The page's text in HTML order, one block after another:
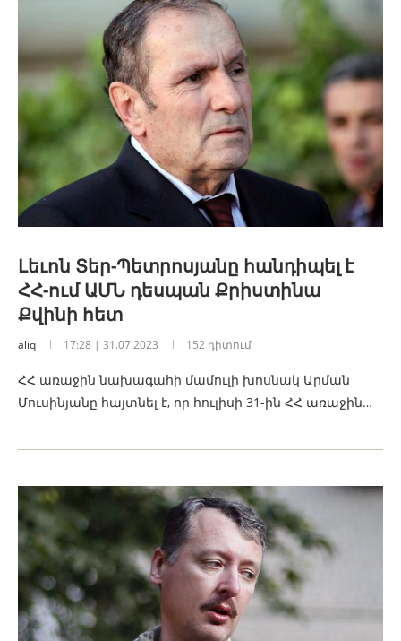
Լեւոն Տեր-Պետրոսյանը հանդիպել է
ՀՀ-ում ԱՄՆ դեսպան Քրիստինա
Քվինի հետ
aliq 17:28 | 31.07.2023 152 դիտում
ՀՀ առաջին նախագահի մամուլի խոսնակ Արման
Մուսինյանը հայտնել է, որ հուլիսի 31-ին ՀՀ առաջին…